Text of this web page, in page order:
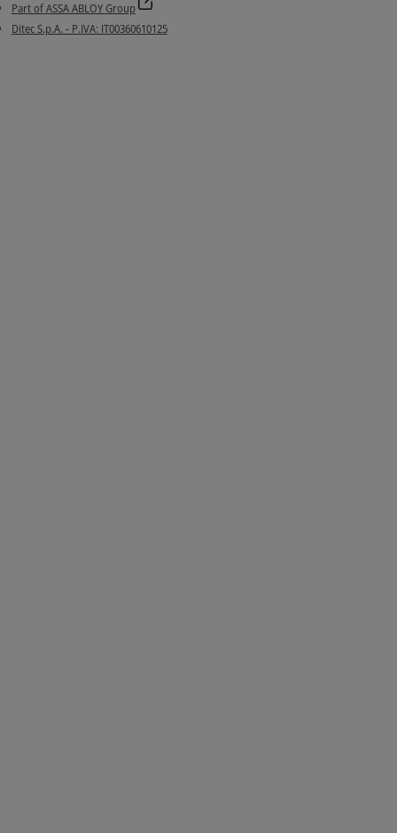
Part of ASSA ABLOY Group
Ditec S.p.A. - P.IVA: IT00360610125